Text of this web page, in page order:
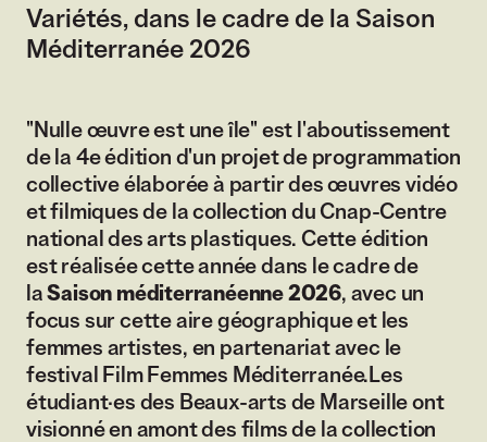
Variétés, dans le cadre de la Saison
Méditerranée 2026
"Nulle œuvre est une île" est l'aboutissement
de la 4e édition d'un projet de programmation
collective élaborée à partir des œuvres vidéo
et filmiques de la collection du Cnap-Centre
national des arts plastiques. Cette édition
est réalisée cette année dans le cadre de
laSaison méditerranéenne 2026, avec un
focus sur cette aire géographique et les
femmes artistes, en partenariat avec le
festival Film Femmes Méditerranée.Les
étudiant·es des Beaux-arts de Marseille ont
visionné en amont des films de la collection